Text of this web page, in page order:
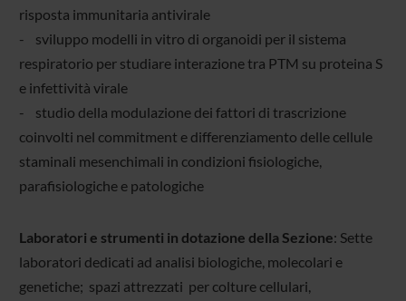
risposta immunitaria antivirale
- sviluppo modelli in vitro di organoidi per il sistema
respiratorio per studiare interazione tra PTM su proteina S
e infettività virale
- studio della modulazione dei fattori di trascrizione
coinvolti nel commitment e differenziamento delle cellule
staminali mesenchimali in condizioni fisiologiche,
parafisiologiche e patologiche
Laboratori e strumenti in dotazione della Sezione: Sette
laboratori dedicati ad analisi biologiche, molecolari e
genetiche; spazi attrezzati per colture cellulari,